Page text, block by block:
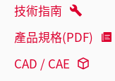
技術指南
產品規格(PDF)
CAD / CAE